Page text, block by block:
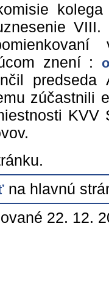
znení :
predseda
zúčastnili
KVV
na hlavnú
22. 12.